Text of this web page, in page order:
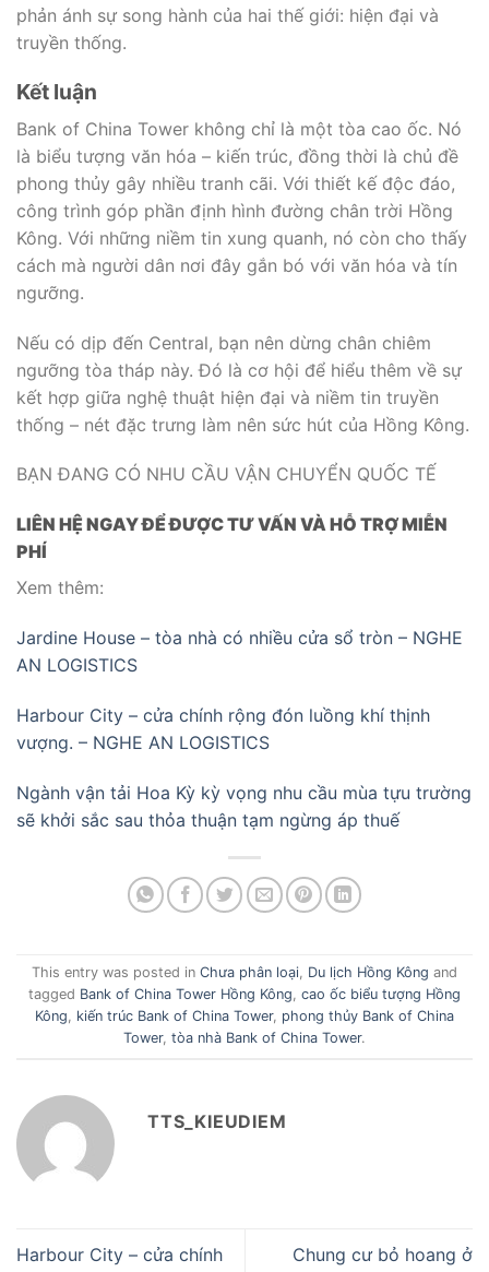
phản ánh sự song hành của hai thế giới: hiện đại và
truyền thống.
Kết luận
Bank of China Tower không chỉ là một tòa cao ốc. Nó
là biểu tượng văn hóa – kiến trúc, đồng thời là chủ đề
phong thủy gây nhiều tranh cãi. Với thiết kế độc đáo,
công trình góp phần định hình đường chân trời Hồng
Kông. Với những niềm tin xung quanh, nó còn cho thấy
cách mà người dân nơi đây gắn bó với văn hóa và tín
ngưỡng.
Nếu có dịp đến Central, bạn nên dừng chân chiêm
ngưỡng tòa tháp này. Đó là cơ hội để hiểu thêm về sự
kết hợp giữa nghệ thuật hiện đại và niềm tin truyền
thống – nét đặc trưng làm nên sức hút của Hồng Kông.
BẠN ĐANG CÓ NHU CẦU VẬN CHUYỂN QUỐC TẾ
LIÊN HỆ NGAY ĐỂ ĐƯỢC TƯ VẤN VÀ HỖ TRỢ MIỄN
PHÍ
Xem thêm:
Jardine House – tòa nhà có nhiều cửa sổ tròn – NGHE
AN LOGISTICS
Harbour City – cửa chính rộng đón luồng khí thịnh
vượng. – NGHE AN LOGISTICS
Ngành vận tải Hoa Kỳ kỳ vọng nhu cầu mùa tựu trường
sẽ khởi sắc sau thỏa thuận tạm ngừng áp thuế
This entry was posted in Chưa phân loại, Du lịch Hồng Kông and
tagged Bank of China Tower Hồng Kông, cao ốc biểu tượng Hồng
Kông, kiến trúc Bank of China Tower, phong thủy Bank of China
Tower, tòa nhà Bank of China Tower.
TTS_KIEUDIEM
Harbour City – cửa chính
Chung cư bỏ hoang ở